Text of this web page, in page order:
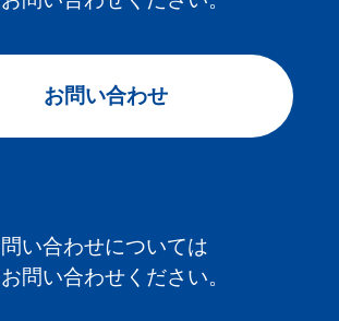
お問い合わせ
い合わせについては
問い合わせください。